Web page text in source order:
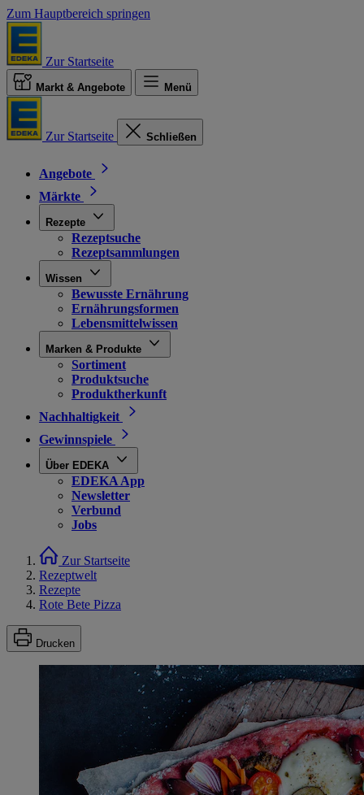
Zum Hauptbereich springen
Zur Startseite
Markt & Angebote Menü
Zur Startseite Schließen
Angebote
Märkte
Rezepte
Rezeptsuche
Rezeptsammlungen
Wissen
Bewusste Ernährung
Ernährungsformen
Lebensmittelwissen
Marken & Produkte
Sortiment
Produktsuche
Produktherkunft
Nachhaltigkeit
Gewinnspiele
Über EDEKA
EDEKA App
Newsletter
Verbund
Jobs
Zur Startseite
Rezeptwelt
Rezepte
Rote Bete Pizza
Drucken